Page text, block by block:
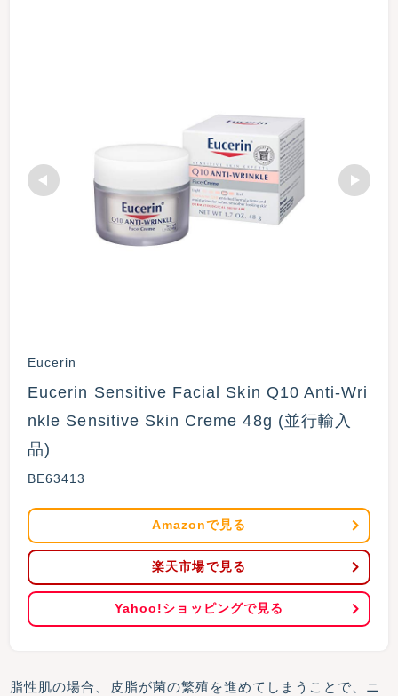
Eucerin
Eucerin Sensitive Facial Skin Q10 Anti-Wri
nkle Sensitive Skin Creme 48g (並行輸入
品)
BE63413
Amazonで見る
楽天市場で見る
Yahoo!ショッピングで見る
脂性肌の場合、皮脂が菌の繁殖を進めてしまうことで、ニ